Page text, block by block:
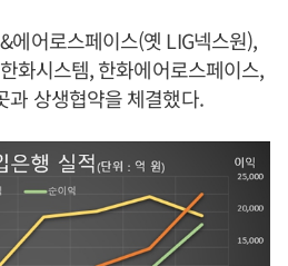
에어로스페이스(옛 LIG넥스원),
화시스템, 한화에어로스페이스,
과 상생협약을 체결했다.